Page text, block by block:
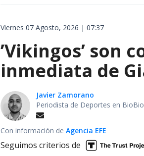
Viernes 07 Agosto, 2026 | 07:37
’Vikingos’ son
inmediata de
Javier Zamorano
Periodista de Deportes en
Con información de Agencia EFE
Seguimos criterios de